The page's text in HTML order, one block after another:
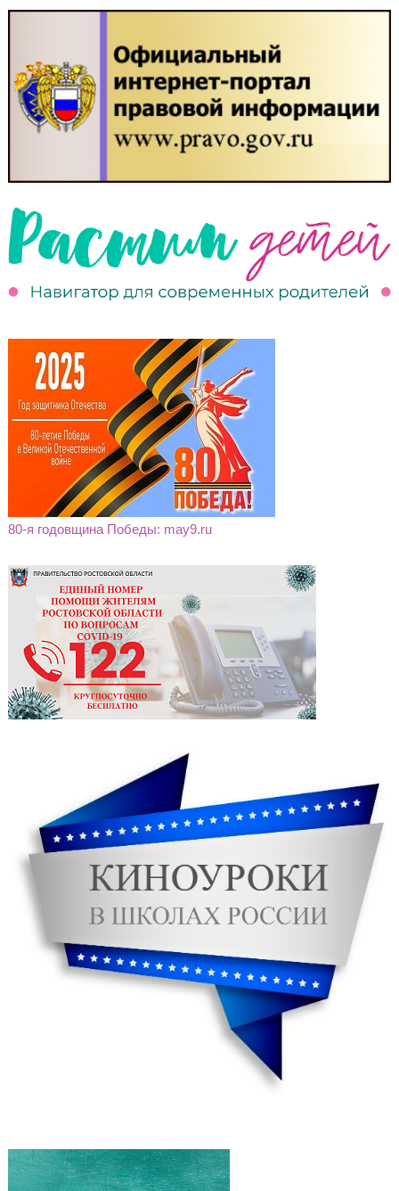
80-я годовщина Победы: may9.ru